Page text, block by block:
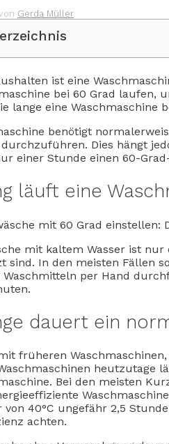
Gerda Müller
ist eine
bei 60 Grad laufen,
lange eine Waschmaschine
benötigt
durchzuführen. Dies hängt
einer Stunde einen 60-
läuft eine
mit 60 Grad einstellen:
mit kaltem Wasser ist
sind. In den meisten Fällen
per Hand
dauert ein
früheren
heutzutage
Bei den meisten
von 40°C ungefähr 2,5
achten.